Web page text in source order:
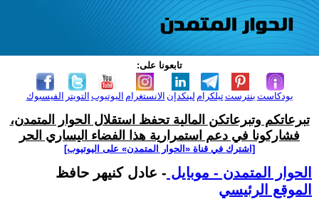
تابعونا على:
الفيسبوك التويتر اليوتيوب الانستغرام لينكدإن تيلكرامبنترست بودكاست
تبرعاتكم وتبرعاتكن المالية تحفظ استقلال الحوار المتمدن،
فشاركونا في دعم استمرارية هذا الفضاء اليساري الحر
[اشترك في قناة ‫«الحوار المتمدن» على اليوتيوب]
الحوار المتمدن - موبايل - عادل كنيهر حافظ
الموقع الرئيسي